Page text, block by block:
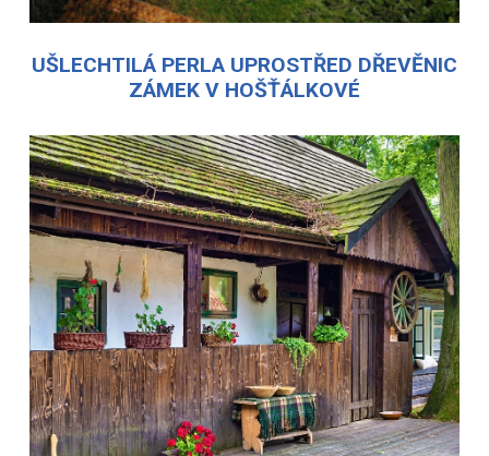
UŠLECHTILÁ PERLA UPROSTŘED DŘEVĚNIC
ZÁMEK V HOŠŤÁLKOVÉ